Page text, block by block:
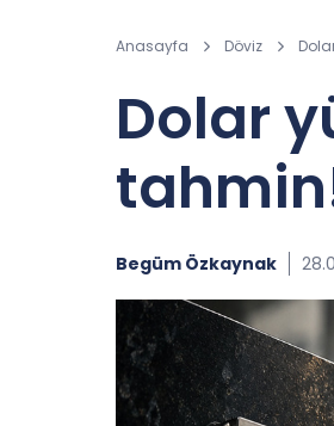
Anasayfa Döviz
Dolar
Begüm Özkaynak